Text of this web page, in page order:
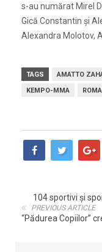
s-au numărat Mirel
Gică Constantin şi
Alexandra Molotov,
TAGS AMATTO
KEMPO-MMA
104 sportivi și
PREVIOUS ARTICLE
“Pădurea Copiilor”